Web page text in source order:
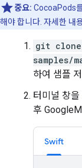
중요: CocoaPods
해야 합니다. 자세한 내
git clone
samples/
하여 샘플
터미널 창
후
Swift